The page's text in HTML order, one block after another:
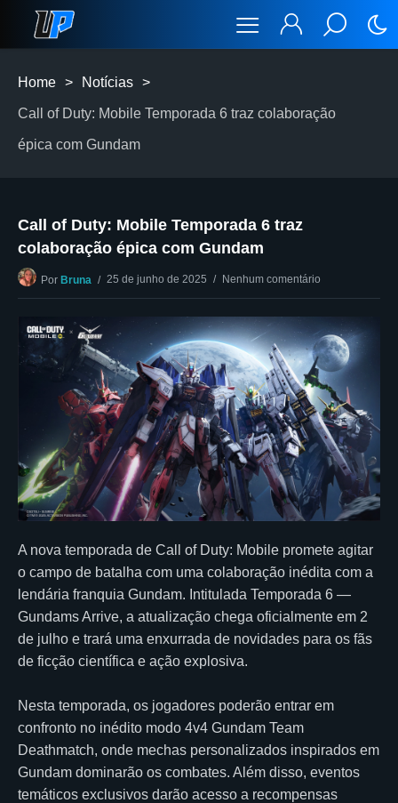
Home > Notícias >
Call of Duty: Mobile Temporada 6 traz colaboração
épica com Gundam
Call of Duty: Mobile Temporada 6 traz
colaboração épica com Gundam
Por Bruna 25 de junho de 2025 Nenhum comentário
A nova temporada de Call of Duty: Mobile promete agitar
o campo de batalha com uma colaboração inédita com a
lendária franquia Gundam. Intitulada Temporada 6 —
Gundams Arrive, a atualização chega oficialmente em 2
de julho e trará uma enxurrada de novidades para os fãs
de ficção científica e ação explosiva.
Nesta temporada, os jogadores poderão entrar em
confronto no inédito modo 4v4 Gundam Team
Deathmatch, onde mechas personalizados inspirados em
Gundam dominarão os combates. Além disso, eventos
temáticos exclusivos darão acesso a recompensas